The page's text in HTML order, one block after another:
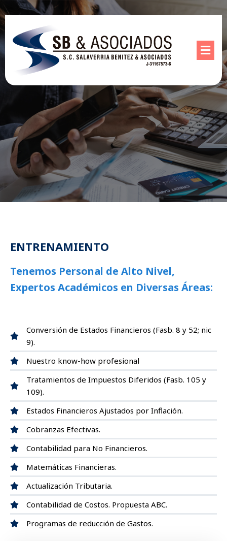
ENTRENAMIENTO
Tenemos Personal de Alto Nivel,
Expertos Académicos en Diversas Áreas:
Conversión de Estados Financieros (Fasb. 8 y 52; nic
9).
Nuestro know-how profesional
Tratamientos de Impuestos Diferidos (Fasb. 105 y
109).
Estados Financieros Ajustados por Inflación.
Cobranzas Efectivas.
Contabilidad para No Financieros.
Matemáticas Financieras.
Actualización Tributaria.
Contabilidad de Costos. Propuesta ABC.
Programas de reducción de Gastos.